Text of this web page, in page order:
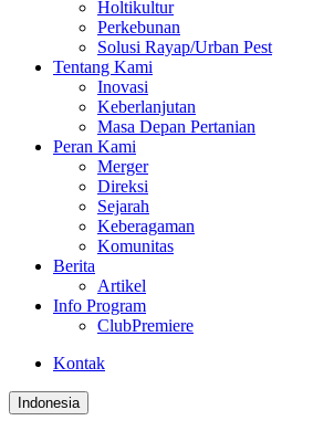
Holtikultur
Perkebunan
Solusi Rayap/Urban Pest
Tentang Kami
Inovasi
Keberlanjutan
Masa Depan Pertanian
Peran Kami
Merger
Direksi
Sejarah
Keberagaman
Komunitas
Berita
Artikel
Info Program
ClubPremiere
Kontak
Indonesia